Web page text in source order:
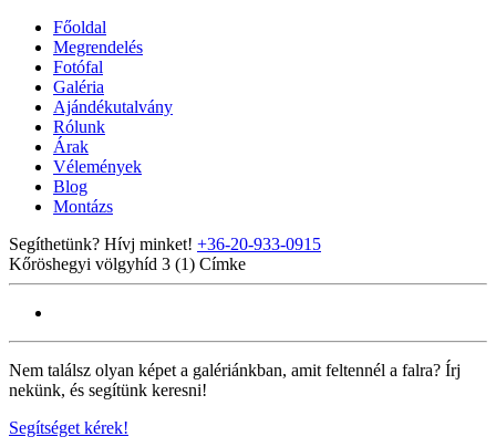
Főoldal
Megrendelés
Fotófal
Galéria
Ajándékutalvány
Rólunk
Árak
Vélemények
Blog
Montázs
Segíthetünk? Hívj minket! +36-20-933-0915
Kőröshegyi völgyhíd 3 (1) Címke
Nem találsz olyan képet a galériánkban, amit feltennél a falra? Írj
nekünk, és segítünk keresni!
Segítséget kérek!